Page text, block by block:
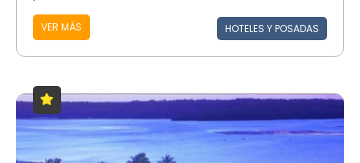
VER MÁS HOTELES Y POSADAS